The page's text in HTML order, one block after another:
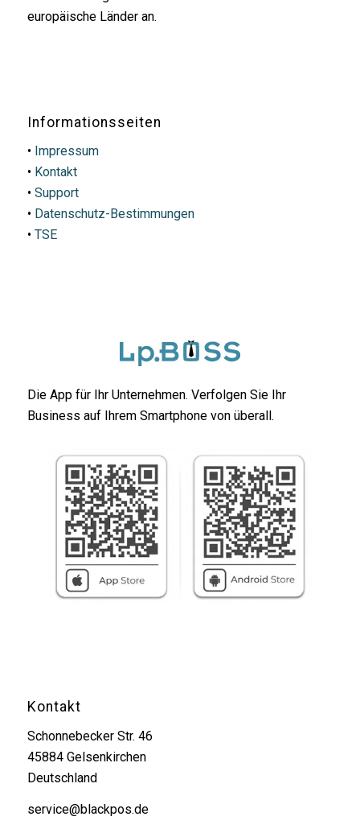
europäische Länder an.
Informationsseiten
• Impressum
• Kontakt
• Support
• Datenschutz-Bestimmungen
• TSE
Die App für Ihr Unternehmen. Verfolgen Sie Ihr
Business auf Ihrem Smartphone von überall.
Kontakt
Schonnebecker Str. 46
45884 Gelsenkirchen
Deutschland
service@blackpos.de